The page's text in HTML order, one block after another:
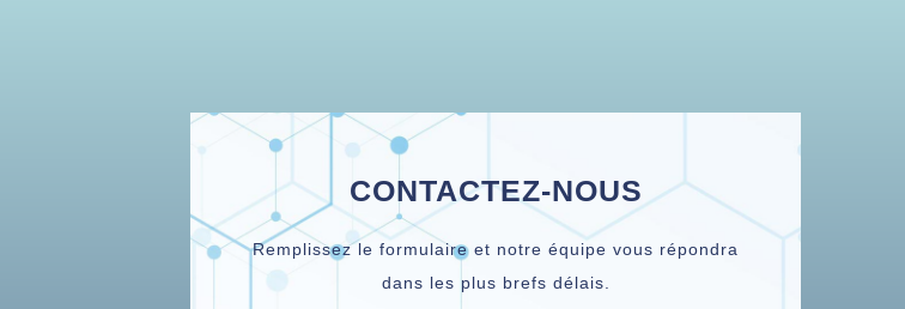
CONTACTEZ-NOUS
Remplissez le formulaire et notre équipe vous répondra
dans les plus brefs délais.